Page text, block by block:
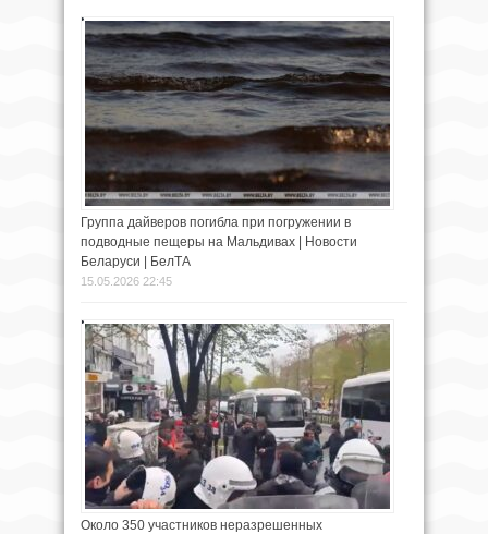
Группа дайверов погибла при погружении в
подводные пещеры на Мальдивах | Новости
Беларуси | БелТА
15.05.2026 22:45
Около 350 участников неразрешенных